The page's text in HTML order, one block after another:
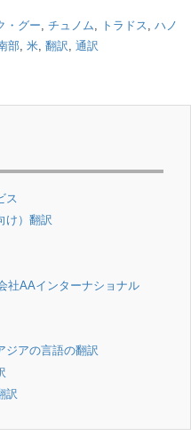
・グー チュノム トラドス
ハノ
部 米 翻訳 通訳
ス
け）翻訳
社AAインターナショナル
ジアの言語の翻訳
訳